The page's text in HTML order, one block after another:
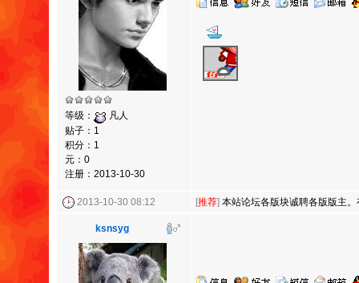
等级：
凡人
贴子：1
积分：1
元：0
注册：2013-10-30
2013-10-30 08:12 [推荐] 本站论坛各版块诚聘各版版主
ksnsyg